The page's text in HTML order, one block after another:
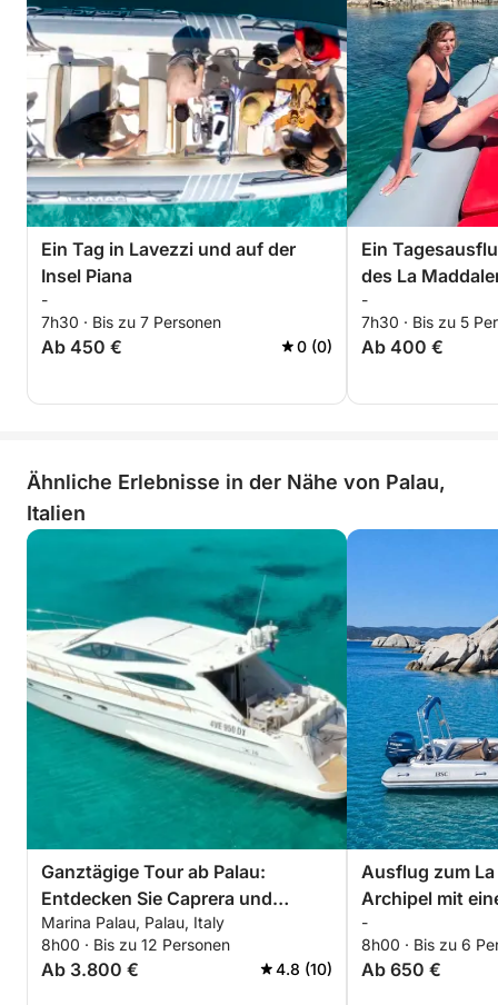
Ein Tag in Lavezzi und auf der
Insel Piana
-
7h30 · Bis zu 7 Personen
Ab 450 € 0 (0)
Ein
des La
-
7h30 · Bis zu 5
Ab 400 €
Ähnliche Erlebnisse in der Nähe von Palau,
Italien
Ganztägige Tour ab Palau:
Entdecken Sie Caprera und
Maddalena
Marina Palau, Palau, Italy
8h00 · Bis zu 12 Personen
Ab 3.800 € 4.8 (10)
Ausflug zum
Archipel mit
Schlauchboot
-
8h00 · Bis zu 6
Ab 650 €